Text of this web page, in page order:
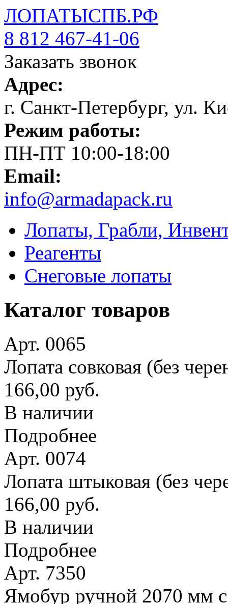
ЛОПАТЫСПБ.РФ
8 812 467-41-06
Заказать звонок
Адрес:
г. Санкт-Петербург, ул.
Режим работы:
ПН-ПТ 10:00-18:00
Email:
info@armadapack.ru
Лопаты, Грабли,
Реагенты
Снеговые лопаты
Каталог товаров
Арт. 0065
Лопата совковая (без
166,00 руб.
В наличии
Подробнее
Арт. 0074
Лопата штыковая (без
166,00 руб.
В наличии
Подробнее
Арт. 7350
Ямобур ручной 2070 мм